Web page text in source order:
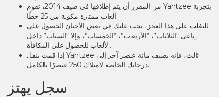
من المقرر أن يتم إطلاقها في صيف 2014، تقوم Yahtzee بتجربة
ألعاب ممتازة مكونة من 25 خطًا.
للتغلب على هذا العجز، يجب عليك في بعض الأحيان الحصول على
رباعي “الثلاثات”، “الأربعات”، “الخمسات”، وإلا “الستات” داخل
الألعاب للحصول على المكافأة.
إذا قمت بنقل Yahtzee ثالث، فإنه يضيف مائة عنصر آخر إلى
درجاتك الخاصة لامتلاك 250 عنصرًا بالكامل.
سجل يهتز